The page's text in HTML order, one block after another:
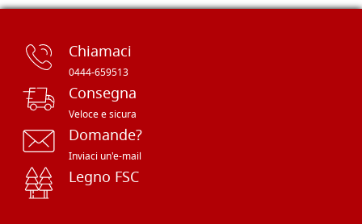
Chiamaci
0444-659513
Consegna
Veloce e sicura
Domande?
Inviaci un'e-mail
Legno FSC